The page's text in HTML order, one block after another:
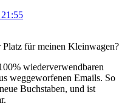
für meinen Kleinwagen?
wiederverwendbaren
weggeworfenen Emails. So
Buchstaben, und ist